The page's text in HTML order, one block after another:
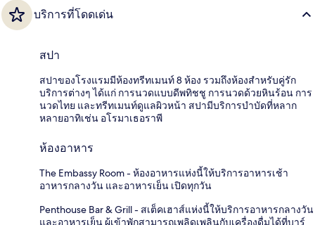
บริการที่โดดเด่น
สปา
สปาของโรงแรมมีห้องทรีทเมนท์ 8 ห้อง รวมถึงห้องสำหรับคู่รัก
บริการต่างๆ ได้แก่ การนวดแบบดีพทิชชู การนวดด้วยหินร้อน การ
นวดไทย และทรีทเมนท์ดูแลผิวหน้า สปามีบริการบำบัดที่หลาก
หลายอาทิเช่น อโรมาเธอราพี
ห้องอาหาร
The Embassy Room - ห้องอาหารแห่งนี้ให้บริการอาหารเช้า
อาหารกลางวัน และอาหารเย็น เปิดทุกวัน
Penthouse Bar & Grill - สเต็คเฮาส์แห่งนี้ให้บริการอาหารกลางวัน
และอาหารเย็น ผู้เข้าพักสามารถเพลิดเพลินกับเครื่องดื่มได้ที่บาร์